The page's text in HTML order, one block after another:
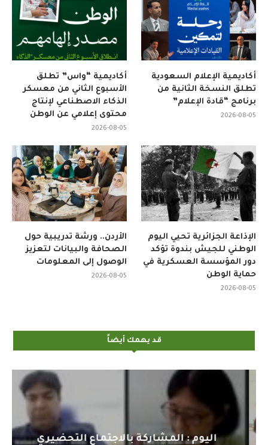
أكاديمية “واس” تطلق
الأسبوع الثاني من معسكر
الذكاء الاصطناعي لإنتاج
محتوى إعلامي عن الوطن
2026-08-05
أكاديمية الإعلام السعودية
تطلق النسخة الثانية من
برنامج “قادة الإعلام”
2026-08-05
الأردن.. ورشة تدريبية حول
الصحافة والبيانات لتعزيز
الوصول إلى المعلومات
2026-08-05
الإذاعة الجزائرية تحيي اليوم
الوطني للجيش بندوة تؤكد
دور المؤسسة العسكرية في
حماية الوطن
2026-08-05
قد يهمك أيضاً
اليوم : المشاركة بالاجتماع التحضيري